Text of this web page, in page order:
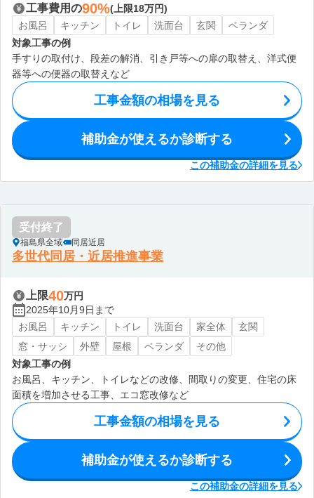
工事費用の90%(上限18万円)
お風呂
キッチン トイレ 洗面台 玄関
ベランダ
対象工事の例
手すりの取付け、段差の解消、引き戸等への扉の取替え、洋式便
器等への便器の取替えなど
工事金額の相場を見る
補助金が使えるか診断する
この補助金の詳細を見る
受付終了
福島県全域 同居近居
多世代同居・近居推進事業
上限40万円
2025年10月9日まで
お風呂
キッチン トイレ 洗面台 家全体
玄関
窓・サッシ
外壁 屋根 ベランダ
その他
対象工事の例
お風呂、キッチン、トイレなどの改修、間取りの変更、住宅の床
面積を増加させる工事、エコ窓改修など
工事金額の相場を見る
補助金が使えるか診断する
この補助金の詳細を見る